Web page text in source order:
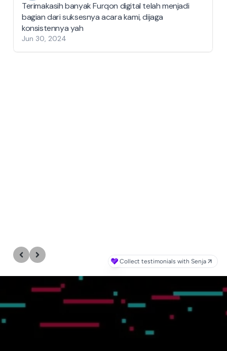
Terimakasih banyak Furqon digital telah menjadi
bagian dari suksesnya acara kami, dijaga
konsistennya yah
Jun 30, 2024
Collect testimonials with Senja